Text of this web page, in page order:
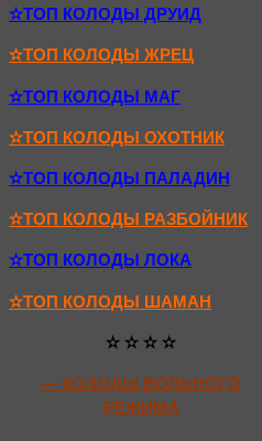
✫ТОП КОЛОДЫ ДРУИД
✫ТОП КОЛОДЫ ЖРЕЦ
✫ТОП КОЛОДЫ МАГ
✫ТОП КОЛОДЫ ОХОТНИК
✫ТОП КОЛОДЫ ПАЛАДИН
✫ТОП КОЛОДЫ РАЗБОЙНИК
✫ТОП КОЛОДЫ ЛОКА
✫ТОП КОЛОДЫ ШАМАН
✫ ✫ ✫ ✫
— КОЛОДЫ ВОЛЬНОГО
РЕЖИМА